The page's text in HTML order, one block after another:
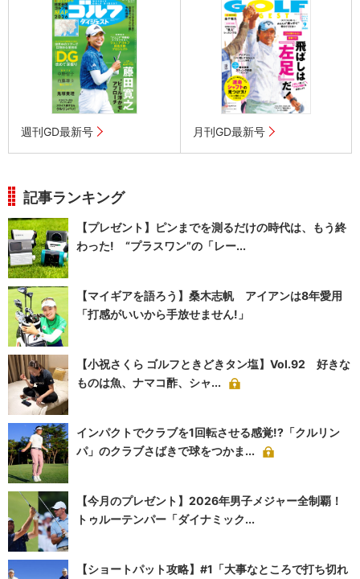
週刊GD最新号 月刊GD最新号
記事ランキング
【プレゼント】ピンまでを測るだけの時代は、もう終
わった! “プラスワン”の「レー...
【マイギアを語ろう】桑木志帆 アイアンは8年愛用
「打感がいいから手放せません!」
【小祝さくら ゴルフときどきタン塩】Vol.92 好きな
ものは魚、ナマコ酢、シャ...
インパクトでクラブを1回転させる感覚!?「クルリン
パ」のクラブさばきで球をつかま...
【今月のプレゼント】2026年男子メジャー全制覇！
トゥルーテンパー「ダイナミック...
【ショートパット攻略】#1「大事なところで打ち切れ